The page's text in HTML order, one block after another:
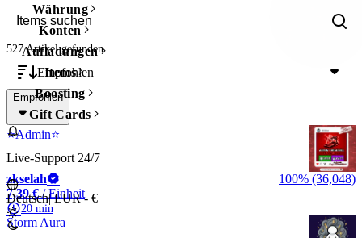
Währung
Konten
Aufladungen
Items
Boosting
Gift Cards
Live-Support 24/7
Deutsch|EUR - €
527 Artikelgefunden
Empfohlen
Empfohlen
⭐Admin⭐
zkselah
100% (36,048)
7,39 €/ Einheit
20 min
Storm Aura